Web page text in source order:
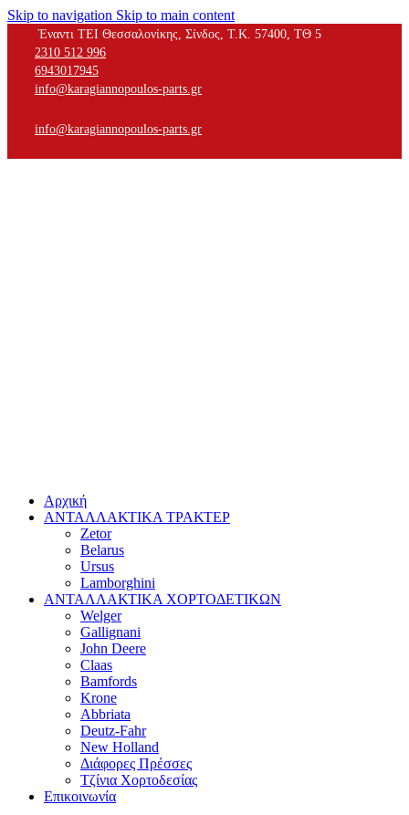
Skip to navigation Skip to main content
Έναντι ΤΕΙ Θεσσαλονίκης, Σίνδος, Τ.Κ. 57400, ΤΘ 5
2310 512 996
6943017945
info@karagiannopoulos-parts.gr
info@karagiannopoulos-parts.gr
Αρχική
ΑΝΤΑΛΛΑΚΤΙΚΑ ΤΡΑΚΤΕΡ
Zetor
Belarus
Ursus
Lamborghini
ΑΝΤΑΛΛΑΚΤΙΚΑ ΧΟΡΤΟΔΕΤΙΚΩΝ
Welger
Gallignani
John Deere
Claas
Bamfords
Krone
Abbriata
Deutz-Fahr
New Holland
Διάφορες Πρέσσες
Τζίνια Χορτοδεσίας
Επικοινωνία